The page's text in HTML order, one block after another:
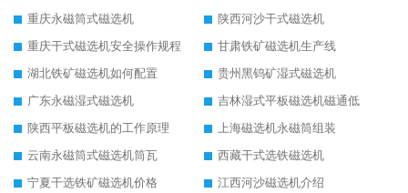
重庆永磁筒式磁选机
陕西河沙干式磁选机
重庆干式磁选机安全操作规程
甘肃铁矿磁选机生产线
湖北铁矿磁选机如何配置
贵州黑钨矿湿式磁选机
广东永磁湿式磁选机
吉林湿式平板磁选机磁通低
陕西平板磁选机的工作原理
上海磁选机永磁筒组装
云南永磁筒式磁选机筒瓦
西藏干式选铁磁选机
宁夏干选铁矿磁选机价格
江西河沙磁选机介绍